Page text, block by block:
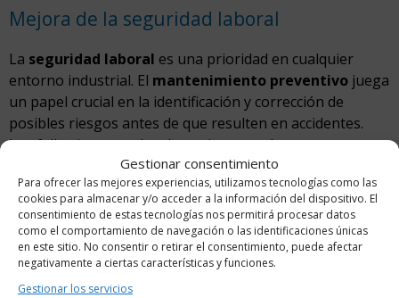
Gestionar consentimiento
Para ofrecer las mejores experiencias, utilizamos tecnologías como las
cookies para almacenar y/o acceder a la información del dispositivo. El
consentimiento de estas tecnologías nos permitirá procesar datos
como el comportamiento de navegación o las identificaciones únicas
en este sitio. No consentir o retirar el consentimiento, puede afectar
negativamente a ciertas características y funciones.
Gestionar los servicios
Mejora de la seguridad laboral
La seguridad laboral es una prioridad en cualquier
entorno industrial. El mantenimiento preventivo juega
un papel crucial en la identificación y corrección de
posibles riesgos antes de que resulten en accidentes.
Los fallos inesperados de equipos pueden causar
situaciones peligrosas que pongan en riesgo la
seguridad de los empleados. A través deinspecciones
regulares y mantenimientos proactivos, se pueden
detectar y solucionar problemas de seguridad, creando
un entorno de trabajo más seguro.